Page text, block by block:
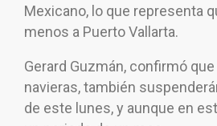
Mexicano, lo que representa
menos a Puerto Vallarta.
Gerard Guzmán, confirmó
navieras, también
de este lunes, y aunque en